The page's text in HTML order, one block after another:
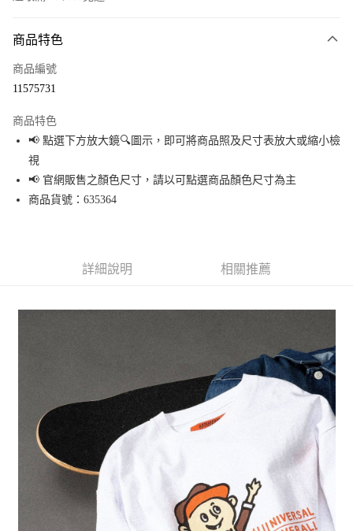
信用卡一次付款
Apple Pay
街口支付
悠遊付
2.付款方式選擇「大哥付你分期」，訂單成立後會自動跳轉到大哥付的交易
流程，驗證手機門號後，選擇欲分期的期數、繳款截止日，確認付款後即完
3.實際核准額度、可分期數及費用金額請依後續交易確認頁面所載為準。
4.訂單成立30分鐘內，如未前往確認交易或遇審核未通過，訂單將自動取
消。如遇「轉專審核」未通過狀況，表示未達大哥付你分期系統評分，恕無
法說明評估內容。
【繳款方式說明】
1.分期款項不併入電信帳單，「大哥付你分期」於每月結算日後寄送繳費提
2.透過簡訊連結打開帳單後，可選擇「超商條碼／台灣大直營門市／銀行轉
帳／街口支付／iPASS MONEY」等通路繳費。
AFTEE先享後付是「在收到商品之後才付款」的支付方式。 讓您購物簡單便
１．簡單：不需註冊會員、不需綁卡、不需儲值。
２．便利：只要手機號碼，簡訊認證，即可結帳。
３．安心：先確認商品／服務後，再付款。
【「AFTEE先享後付」結帳流程】
１．於結帳方式選擇「AFTEE先享後付」後，將跳轉至「AFTEE先享後付」
結帳頁面，進行簡訊認證並確認金額後，即可完成結帳。
２．訂單成立數日內，您將收到繳費通知簡訊。
３．收到繳費通知簡訊後14天內，點擊此簡訊中的連結，可透過四大超商／
全家 取貨付款
每筆NT$80，滿NT$888(含以上)免運費
付款後 全家取貨
每筆NT$80，滿NT$888(含以上)免運費
商品特色
商品編號
11575731
商品特色
📢 點選下方放大鏡🔍圖示，即可將商品照及尺寸表放大或縮小檢
視
📢 官網販售之顏色尺寸，請以可點選商品顏色尺寸為主
商品貨號：635364
詳細說明 相關推薦